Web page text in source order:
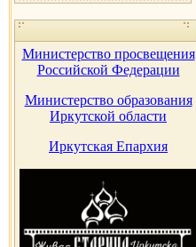
Министерство просвещения
Российской Федерации
Министерство образования
Иркутской области
Иркутская Епархия